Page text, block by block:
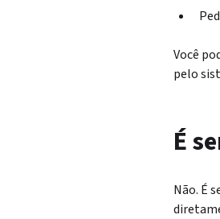
Você
pelo
É
Não. É